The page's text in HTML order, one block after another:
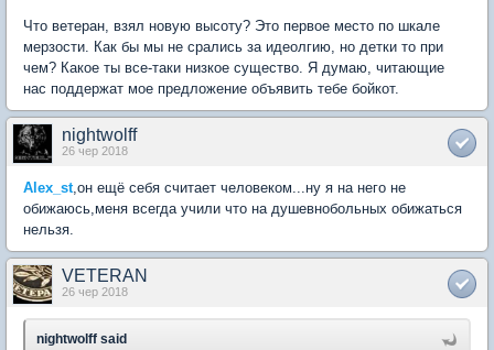
Что ветеран, взял новую высоту? Это первое место по шкале
мерзости. Как бы мы не срались за идеолгию, но детки то при
чем? Какое ты все-таки низкое существо. Я думаю, читающие
нас поддержат мое предложение объявить тебе бойкот.
nightwolff
26 чер 2018
Alex_st,он ещё себя считает человеком...ну я на него не
обижаюсь,меня всегда учили что на душевнобольных обижаться
нельзя.
VETERAN
26 чер 2018
nightwolff said